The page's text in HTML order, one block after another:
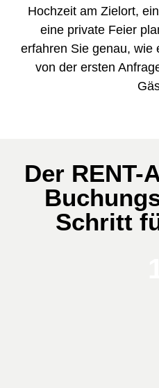
Hochzeit am Zielort,
eine private Feier
erfahren Sie genau, wie
von der ersten
Der RENT-
Schritt